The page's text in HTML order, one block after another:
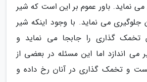
می نماید. باور عموم بر این است که شیر
جلوگیری می نماید. با وجود اینکه شیر
تخمک گذاری را جابجا می نماید و
می اندازد اما این مسئله در بعضی از
و تخمک گذاری در آنان رخ داده و